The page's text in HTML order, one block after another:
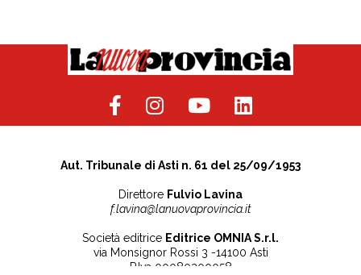
Aut. Tribunale di Asti n. 61 del 25/09/1953
Direttore Fulvio Lavina
f.lavina@lanuovaprovincia.it
Società editrice Editrice OMNIA S.r.l.
via Monsignor Rossi 3 -14100 Asti
P.Iva 00080200058